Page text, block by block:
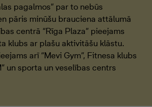
pagalmos” par to nebūs
pāris minūšu brauciena attālumā
centrā “Rīga Plaza” pieejams
klubs ar plašu aktivitāšu klāstu.
arī “Mevi Gym”, Fitnesa klubs
un sporta un veselības centrs